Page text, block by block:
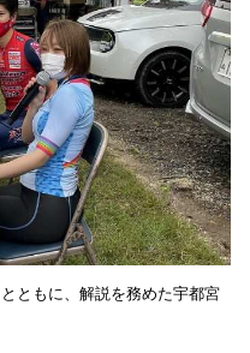
ともに、解説を務めた宇都宮